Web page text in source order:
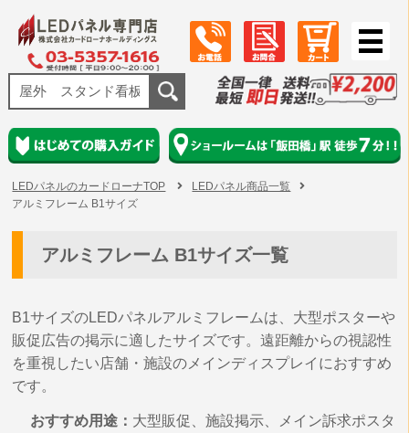
LEDパネルのカードローナTOP
LEDパネル商品一覧
アルミフレーム B1サイズ
アルミフレーム B1サイズ一覧
B1サイズのLEDパネルアルミフレームは、大型ポスターや
販促広告の掲示に適したサイズです。遠距離からの視認性
を重視したい店舗・施設のメインディスプレイにおすすめ
です。
おすすめ用途： 大型販促、施設掲示、メイン訴求ポスタ